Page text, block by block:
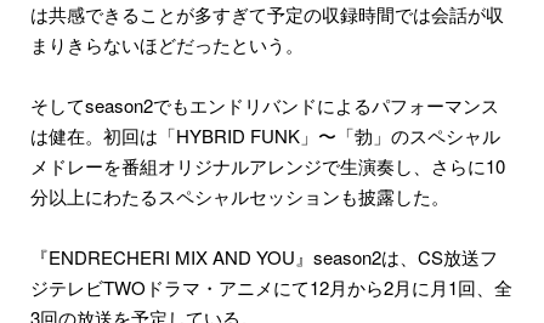
は共感できることが多すぎて予定の収録時間では会話が収
まりきらないほどだったという。
そしてseason2でもエンドリバンドによるパフォーマンス
は健在。初回は「HYBRID FUNK」〜「勃」のスペシャル
メドレーを番組オリジナルアレンジで生演奏し、さらに10
分以上にわたるスペシャルセッションも披露した。
『ENDRECHERI MIX AND YOU』season2は、CS放送フ
ジテレビTWOドラマ・アニメにて12月から2月に月1回、全